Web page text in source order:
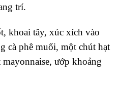
trí.
khoai tây, xúc xích vào
cà phê muối, một chút hạt
ướp khoảng